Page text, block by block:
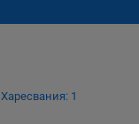
Харесвания: 1